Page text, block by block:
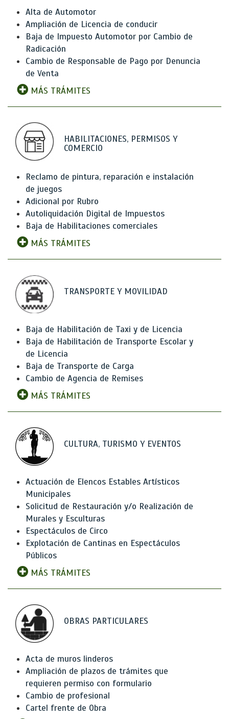
Alta de Automotor
Ampliación de Licencia de conducir
Baja de Impuesto Automotor por Cambio de
Radicación
Cambio de Responsable de Pago por Denuncia
de Venta
MÁS TRÁMITES
HABILITACIONES, PERMISOS Y
COMERCIO
Reclamo de pintura, reparación e instalación
de juegos
Adicional por Rubro
Autoliquidación Digital de Impuestos
Baja de Habilitaciones comerciales
MÁS TRÁMITES
TRANSPORTE Y MOVILIDAD
Baja de Habilitación de Taxi y de Licencia
Baja de Habilitación de Transporte Escolar y
de Licencia
Baja de Transporte de Carga
Cambio de Agencia de Remises
MÁS TRÁMITES
CULTURA, TURISMO Y EVENTOS
Actuación de Elencos Estables Artísticos
Municipales
Solicitud de Restauración y/o Realización de
Murales y Esculturas
Espectáculos de Circo
Explotación de Cantinas en Espectáculos
Públicos
MÁS TRÁMITES
OBRAS PARTICULARES
Acta de muros linderos
Ampliación de plazos de trámites que
requieren permiso con formulario
Cambio de profesional
Cartel frente de Obra